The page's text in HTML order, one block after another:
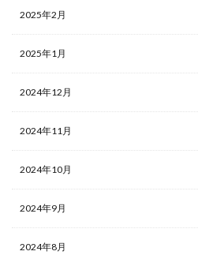
2025年2月
2025年1月
2024年12月
2024年11月
2024年10月
2024年9月
2024年8月